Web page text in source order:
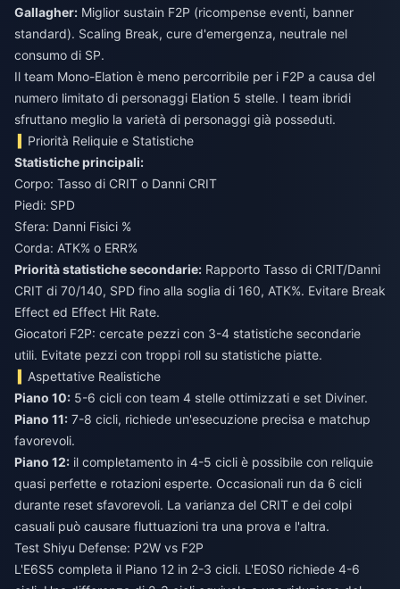
Gallagher: Miglior sustain F2P (ricompense eventi, banner
standard). Scaling Break, cure d'emergenza, neutrale nel
consumo di SP.
Il team Mono-Elation è meno percorribile per i F2P a causa del
numero limitato di personaggi Elation 5 stelle. I team ibridi
sfruttano meglio la varietà di personaggi già posseduti.
Priorità Reliquie e Statistiche
Statistiche principali:
Corpo: Tasso di CRIT o Danni CRIT
Piedi: SPD
Sfera: Danni Fisici %
Corda: ATK% o ERR%
Priorità statistiche secondarie: Rapporto Tasso di CRIT/Danni
CRIT di 70/140, SPD fino alla soglia di 160, ATK%. Evitare Break
Effect ed Effect Hit Rate.
Giocatori F2P: cercate pezzi con 3-4 statistiche secondarie
utili. Evitate pezzi con troppi roll su statistiche piatte.
Aspettative Realistiche
Piano 10: 5-6 cicli con team 4 stelle ottimizzati e set Diviner.
Piano 11: 7-8 cicli, richiede un'esecuzione precisa e matchup
favorevoli.
Piano 12: il completamento in 4-5 cicli è possibile con reliquie
quasi perfette e rotazioni esperte. Occasionali run da 6 cicli
durante reset sfavorevoli. La varianza del CRIT e dei colpi
casuali può causare fluttuazioni tra una prova e l'altra.
Test Shiyu Defense: P2W vs F2P
L'E6S5 completa il Piano 12 in 2-3 cicli. L'E0S0 richiede 4-6